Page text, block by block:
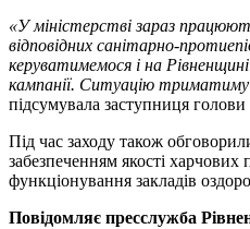
«У міністерстві зараз
відповідних санітарно-
керуватимемося і на
кампанії. Ситуацію
підсумувала заступниця
Під час заходу також
забезпеченням якості харчових
функціонування закладів
Повідомляє пресслужба